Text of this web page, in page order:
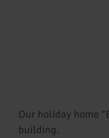
Our holiday home
building.